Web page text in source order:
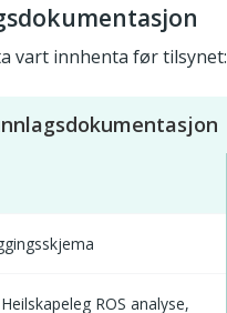
vart innhenta før tilsynet:
ROS analyse,